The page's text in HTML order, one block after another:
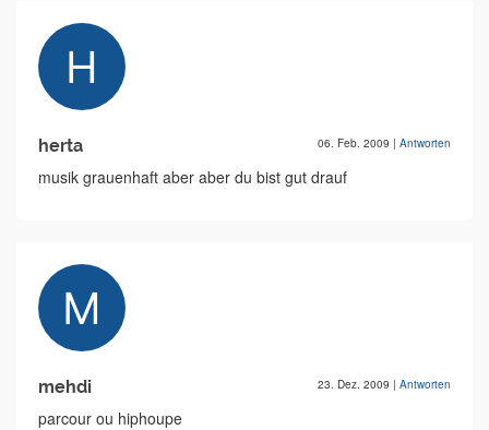
herta 06. Feb. 2009 | Antworten
musik grauenhaft aber aber du bist gut drauf
mehdi 23. Dez. 2009 | Antworten
parcour ou hiphoupe